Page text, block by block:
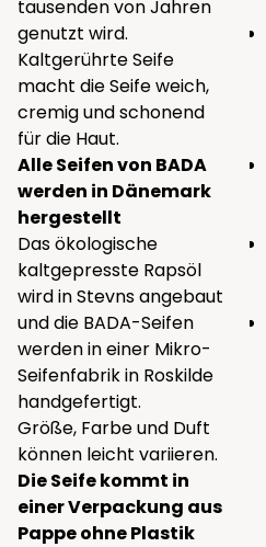
tausenden von Jahren
genutzt wird.
Kaltgerührte Seife
macht die Seife weich,
cremig und schonend
für die Haut.
Alle Seifen von BADA
werden in Dänemark
hergestellt
Das ökologische
kaltgepresste Rapsöl
wird in Stevns angebaut
und die BADA-Seifen
werden in einer Mikro-
Seifenfabrik in Roskilde
handgefertigt.
Größe, Farbe und Duft
können leicht variieren.
Die Seife kommt in
einer Verpackung aus
Pappe ohne Plastik